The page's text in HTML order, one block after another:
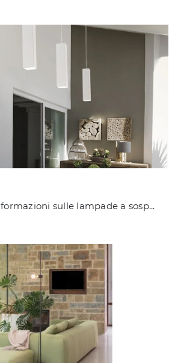
Clicca e ottieni informazioni sulle lampade a sospensione di Ideal Lux: il modello Look Square in metallo ti sta aspettando!